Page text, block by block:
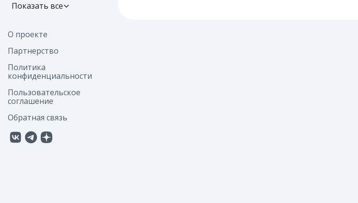
Показать все
О проекте
Партнерство
Политика
конфиденциальности
Пользовательское
соглашение
Обратная связь